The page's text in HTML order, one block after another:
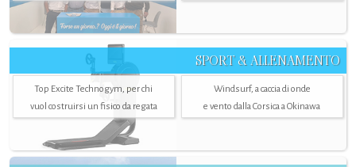
SPORT & ALLENAMENTO
Top Excite Technogym, per chi
vuol costruirsi un fisico da regata
Windsurf, a caccia di onde
e vento dalla Corsica a Okinawa